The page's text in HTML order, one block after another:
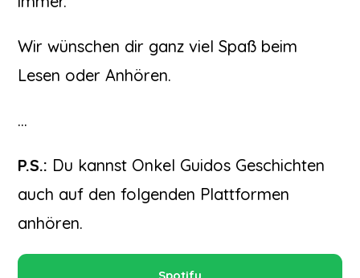
Wir wünschen dir ganz viel Spaß beim
Lesen oder Anhören.
…
P.S.: Du kannst Onkel Guidos Geschichten
auch auf den folgenden Plattformen
anhören.